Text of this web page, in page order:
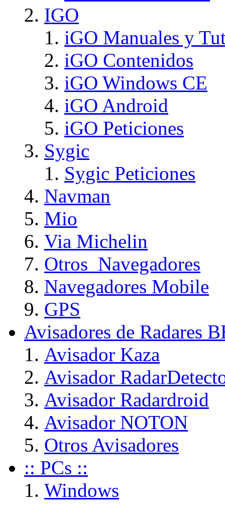
IGO
iGO Manuales y
iGO Contenidos
iGO Windows CE
iGO Android
iGO Peticiones
Sygic
Sygic Peticiones
Navman
Mio
Via Michelin
Otros_Navegadores
Navegadores Mobile
GPS
Avisadores de Radares
Avisador Kaza
Avisador
Avisador Radardroid
Avisador NOTON
Otros Avisadores
:: PCs ::
Windows